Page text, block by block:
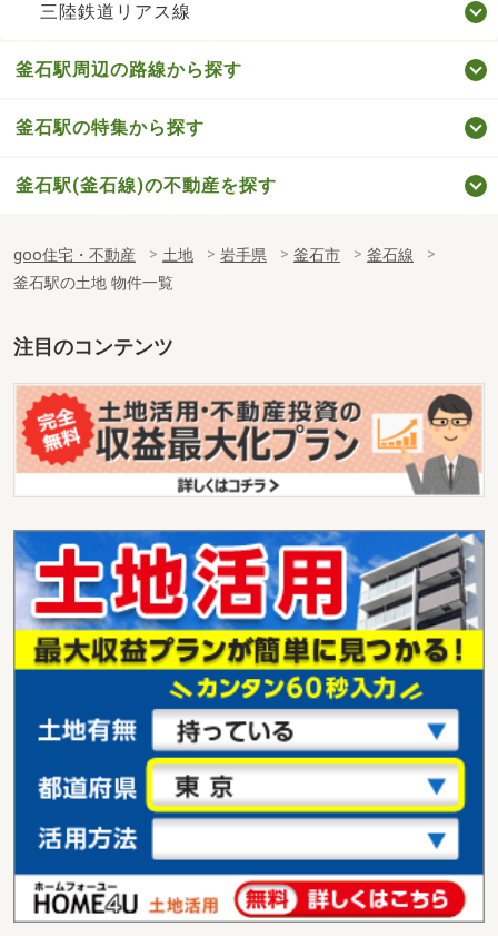
三陸鉄道リアス線
釜石駅周辺の路線から探す
釜石駅の特集から探す
釜石駅(釜石線)の不動産を探す
goo住宅・不動産 土地 岩手県 釜石市
釜石線
釜石駅の土地 物件一覧
注目のコンテンツ